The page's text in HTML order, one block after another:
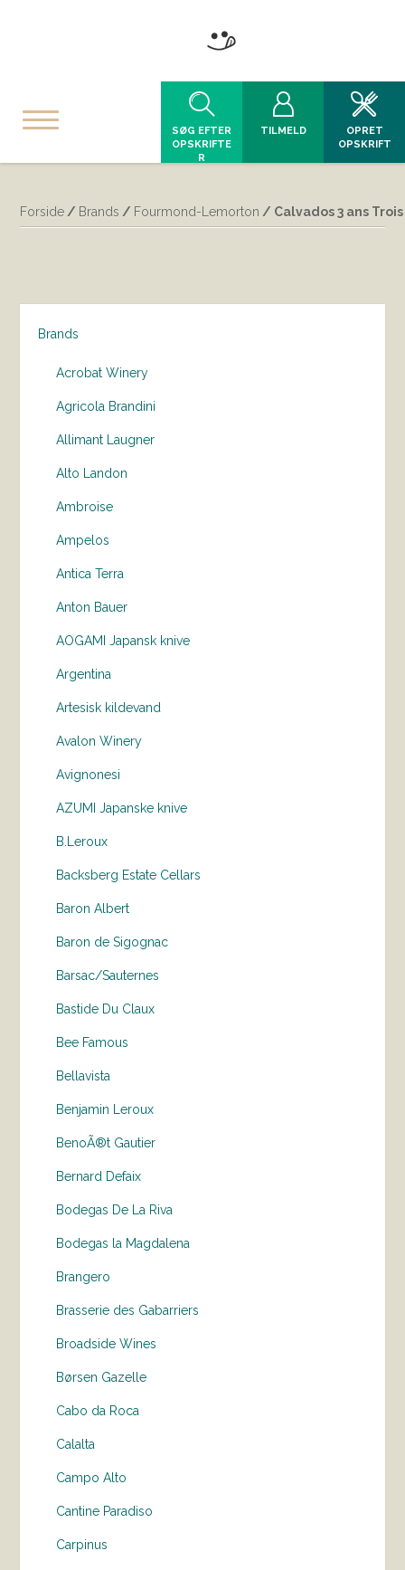
SØG EFTER
OPSKRIFTE
R
TILMELD
OPRET
OPSKRIFT
Forside / Brands / Fourmond-Lemorton / Calvados 3 ans
Brands
Acrobat Winery
Agricola Brandini
Allimant Laugner
Alto Landon
Ambroise
Ampelos
Antica Terra
Anton Bauer
AOGAMI Japansk knive
Argentina
Artesisk kildevand
Avalon Winery
Avignonesi
AZUMI Japanske knive
B.Leroux
Backsberg Estate Cellars
Baron Albert
Baron de Sigognac
Barsac/Sauternes
Bastide Du Claux
Bee Famous
Bellavista
Benjamin Leroux
BenoÃ®t Gautier
Bernard Defaix
Bodegas De La Riva
Bodegas la Magdalena
Brangero
Brasserie des Gabarriers
Broadside Wines
Børsen Gazelle
Cabo da Roca
Calalta
Campo Alto
Cantine Paradiso
Carpinus